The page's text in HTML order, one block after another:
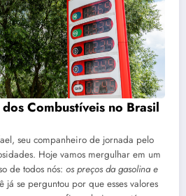
Combustíveis no Brasil
seu companheiro de jornada pelo
Hoje vamos mergulhar em um
de todos nós: os preços da gasolina e
já se perguntou por que esses valores